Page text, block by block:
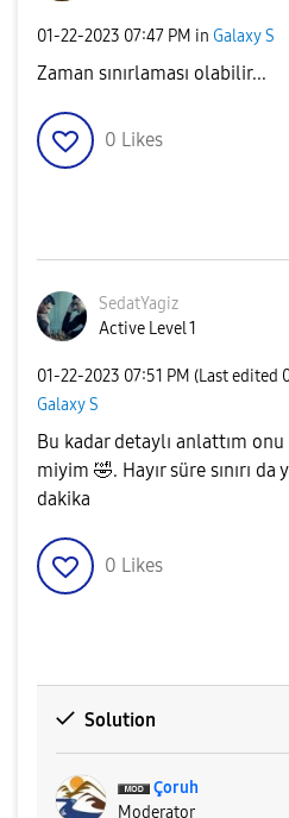
‎01-22-2023 07:47 PM in Galaxy S
Zaman sınırlaması olabilir...
0 Likes
SedatYagiz
Active Level 1
‎01-22-2023 07:51 PM (Last edited
Galaxy S
Bu kadar detaylı anlattım
miyim 🤣. Hayır süre sınırı
dakika
0 Likes
Solution
Çoruh
Moderator